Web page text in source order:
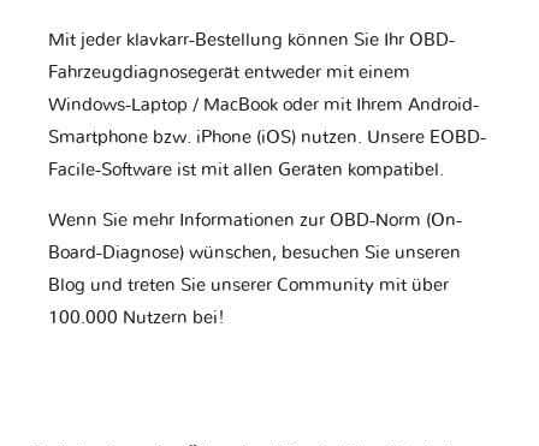
Mit jeder klavkarr-Bestellung können Sie Ihr OBD-
Fahrzeugdiagnosegerät entweder mit einem
Windows-Laptop / MacBook oder mit Ihrem Android-
Smartphone bzw. iPhone (iOS) nutzen. Unsere EOBD-
Facile-Software ist mit allen Geräten kompatibel.
Wenn Sie mehr Informationen zur OBD-Norm (On-
Board-Diagnose) wünschen, besuchen Sie unseren
Blog und treten Sie unserer Community mit über
100.000 Nutzern bei!